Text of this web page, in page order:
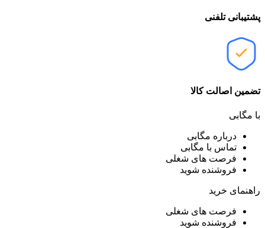
پشتیبانی تلفنی
تضمین اصالت کالا
با مگابی
درباره مگابی
تماس با مگابی
فرصت های شغلی
فروشنده شوید
راهنمای خرید
فرصت های شغلی
فروشنده شوید